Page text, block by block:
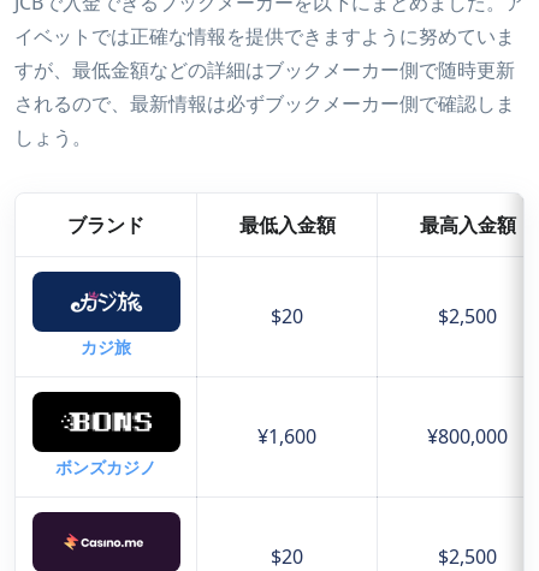
イベットでは正確な情報を提供できますように努めていま
すが、最低金額などの詳細はブックメーカー側で随時更新
されるので、最新情報は必ずブックメーカー側で確認しま
しょう。
ブランド 最低入金額 最高入金額
カジ旅
$20 $2,500
ボンズカジノ
¥1,600 ¥800,000
$20 $2,500